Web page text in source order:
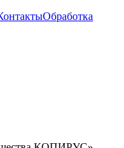
Обработка